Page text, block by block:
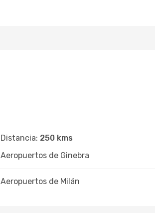
Distancia: 250 kms
Aeropuertos de Ginebra
Aeropuertos de Milán